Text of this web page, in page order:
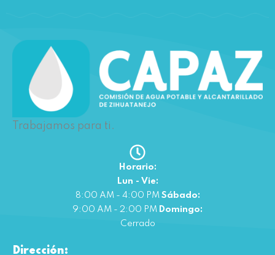
Trabajamos para ti.
Horario:
Lun - Vie:
8:00 AM - 4:00 PM Sábado:
9:00 AM - 2:00 PM Domingo:
Cerrado
Dirección: